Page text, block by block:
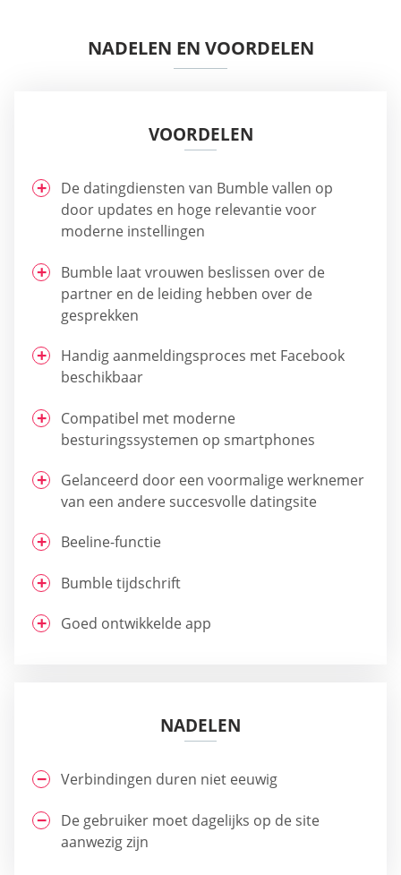
NADELEN EN VOORDELEN
VOORDELEN
De datingdiensten van Bumble vallen op
door updates en hoge relevantie voor
moderne instellingen
Bumble laat vrouwen beslissen over de
partner en de leiding hebben over de
gesprekken
Handig aanmeldingsproces met Facebook
beschikbaar
Compatibel met moderne
besturingssystemen op smartphones
Gelanceerd door een voormalige werknemer
van een andere succesvolle datingsite
Beeline-functie
Bumble tijdschrift
Goed ontwikkelde app
NADELEN
Verbindingen duren niet eeuwig
De gebruiker moet dagelijks op de site
aanwezig zijn